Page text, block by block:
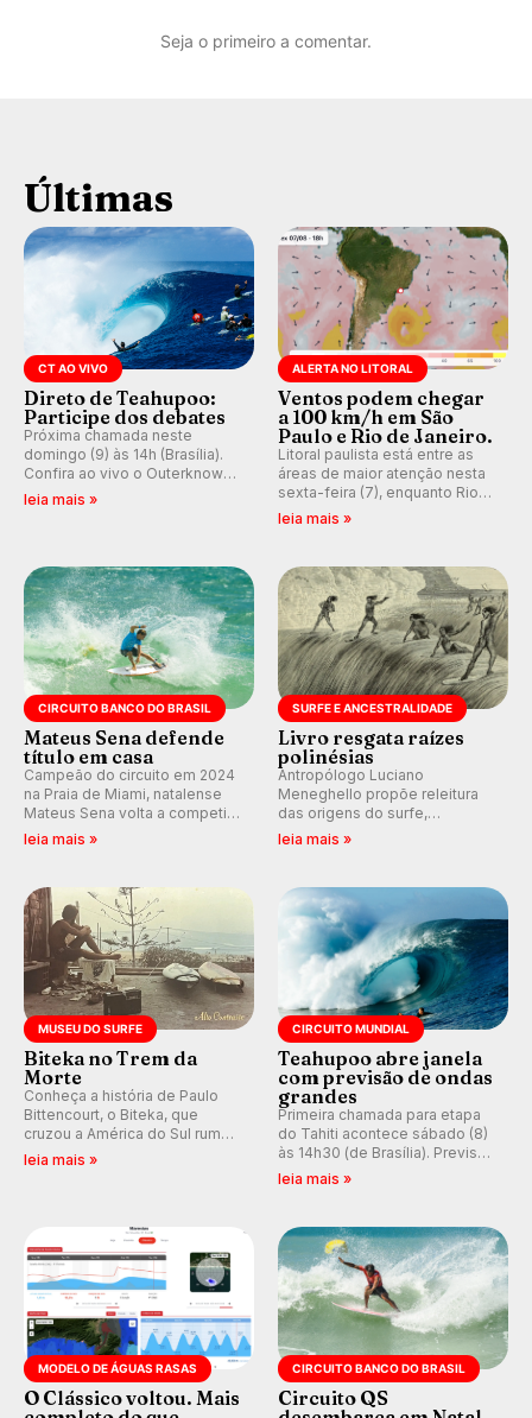
Seja o primeiro a comentar.
Últimas
CT AO VIVO
Direto de Teahupoo:
Participe dos debates
Próxima chamada neste
domingo (9) às 14h (Brasília).
Confira ao vivo o Outerknown
Tahiti Pro 2026 e participe dos
leia mais »
ALERTA NO LITORAL
Ventos podem chegar
a 100 km/h em São
Paulo e Rio de Janeiro.
Litoral paulista está entre as
áreas de maior atenção nesta
sexta-feira (7), enquanto Rio
de Janeiro também recebe
km/h em Itanhaém.
leia mais »
CIRCUITO BANCO DO BRASIL
Mateus Sena defende
título em casa
Campeão do circuito em 2024
na Praia de Miami, natalense
Mateus Sena volta a competir
em casa em busca de manter a
leia mais »
SURFE E ANCESTRALIDADE
Livro resgata raízes
polinésias
Antropólogo Luciano
Meneghello propõe releitura
das origens do surfe,
resgatando a cultura polinésia
prática em esporte e indústria.
leia mais »
MUSEU DO SURFE
Biteka no Trem da
Morte
Conheça a história de Paulo
Bittencourt, o Biteka, que
cruzou a América do Sul rumo
ao Pacífico em uma jornada
leia mais »
CIRCUITO MUNDIAL
Teahupoo abre janela
com previsão de ondas
grandes
Primeira chamada para etapa
do Tahiti acontece sábado (8)
às 14h30 (de Brasília). Previsão
indica swell consistente.
Kelly Slater convidado.
leia mais »
MODELO DE ÁGUAS RASAS
O Clássico voltou. Mais
CIRCUITO BANCO DO BRASIL
Circuito QS